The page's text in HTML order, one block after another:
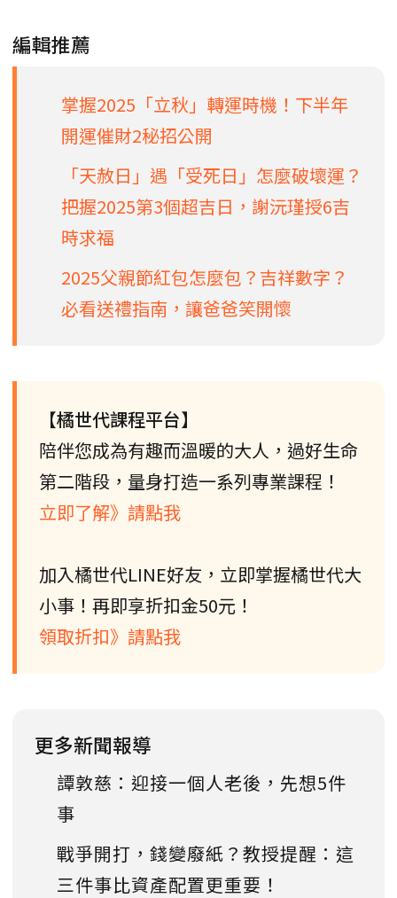
編輯推薦
掌握2025「立秋」轉運時機！下半年
開運催財2秘招公開
「天赦日」遇「受死日」怎麼破壞運？
把握2025第3個超吉日，謝沅瑾授6吉
時求福
2025父親節紅包怎麼包？吉祥數字？
必看送禮指南，讓爸爸笑開懷
【橘世代課程平台】
陪伴您成為有趣而溫暖的大人，過好生命
第二階段，量身打造一系列專業課程！
立即了解》請點我
加入橘世代LINE好友，立即掌握橘世代大
小事！再即享折扣金50元！
領取折扣》請點我
更多新聞報導
譚敦慈：迎接一個人老後，先想5件
事
戰爭開打，錢變廢紙？教授提醒：這
三件事比資產配置更重要！